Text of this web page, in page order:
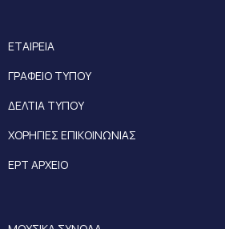
ΕΤΑΙΡΕΙΑ
ΓΡΑΦΕΙΟ ΤΥΠΟΥ
ΔΕΛΤΙΑ ΤΥΠΟΥ
ΧΟΡΗΓΙΕΣ ΕΠΙΚΟΙΝΩΝΙΑΣ
ΕΡΤ ΑΡΧΕΙΟ